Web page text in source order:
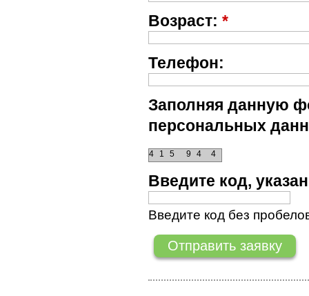
Возраст: *
Телефон:
Заполняя данную
персональных
4
9 4
4 1 5
Введите код,
Введите код без